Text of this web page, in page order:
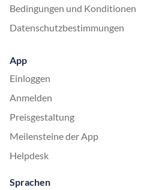
Bedingungen und Konditionen
Datenschutzbestimmungen
App
Einloggen
Anmelden
Preisgestaltung
Meilensteine der App
Helpdesk
Sprachen